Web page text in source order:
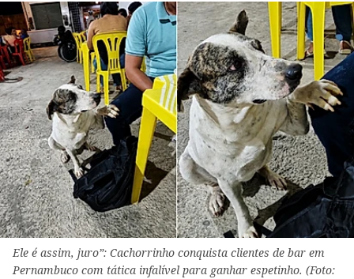
Ele é assim, juro”: Cachorrinho conquista clientes de bar em
Pernambuco com tática infalível para ganhar espetinho. (Foto: